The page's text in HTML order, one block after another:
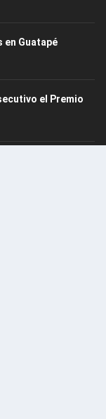
Guatapé
el Premio